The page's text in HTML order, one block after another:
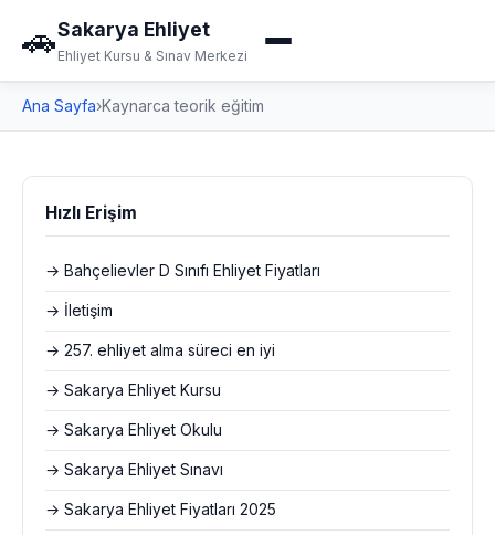
🚗Sakarya Ehliyet
Ehliyet Kursu & Sınav Merkezi
Ana Sayfa›Kaynarca teorik eğitim
Hızlı Erişim
→ Bahçelievler D Sınıfı Ehliyet Fiyatları
→ İletişim
→ 257. ehliyet alma süreci en iyi
→ Sakarya Ehliyet Kursu
→ Sakarya Ehliyet Okulu
→ Sakarya Ehliyet Sınavı
→ Sakarya Ehliyet Fiyatları 2025